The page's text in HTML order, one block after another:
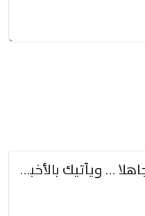
ستبدي لك الأيام ما كنت جاهلا … ويأتيك بالأخبار من لم تزوّد